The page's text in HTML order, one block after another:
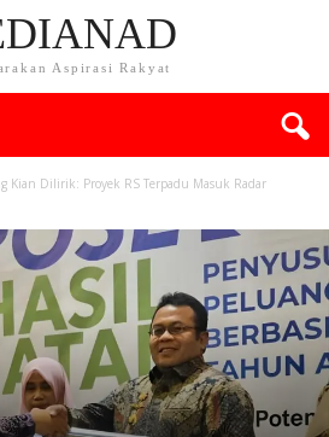
Aspirasi Rakyat
Kian Dilirik: Proyek RS Terpadu Masuk Radar